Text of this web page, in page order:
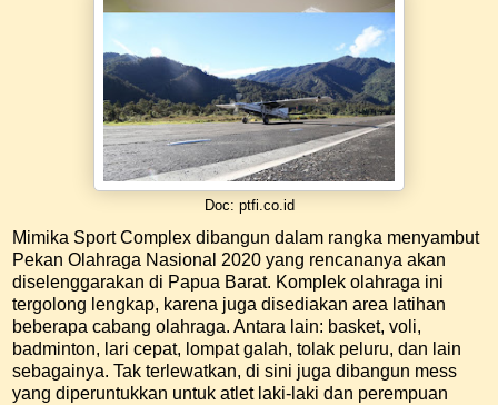
Doc: ptfi.co.id
Mimika Sport Complex dibangun dalam rangka menyambut
Pekan Olahraga Nasional 2020 yang rencananya akan
diselenggarakan di Papua Barat. Komplek olahraga ini
tergolong lengkap, karena juga disediakan area latihan
beberapa cabang olahraga. Antara lain: basket, voli,
badminton, lari cepat, lompat galah, tolak peluru, dan lain
sebagainya. Tak terlewatkan, di sini juga dibangun mess
yang diperuntukkan untuk atlet laki-laki dan perempuan